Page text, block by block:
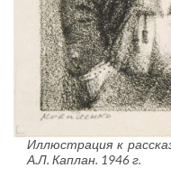
Иллюстрация к
А.Л. Каплан. 1946 г.